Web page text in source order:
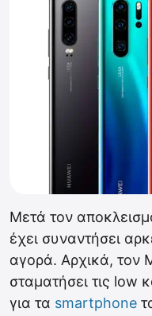
Μετά τον
έχει συναντήσει
αγορά. Αρχικά, τον
σταματήσει τις low
για τα smartphone